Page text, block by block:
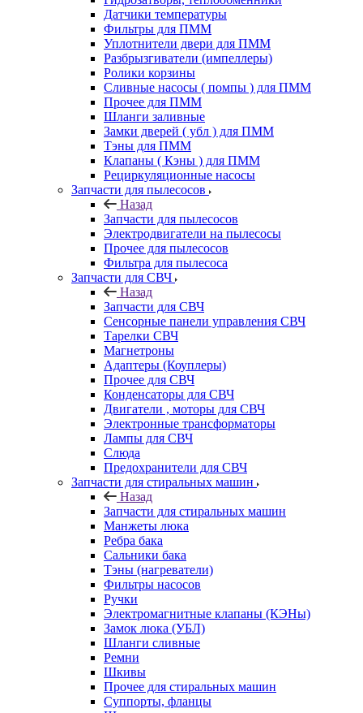
Датчики температуры
Фильтры для ПММ
Уплотнители двери для ПММ
Разбрызгиватели (импеллеры)
Ролики корзины
Сливные насосы ( помпы ) для ПММ
Прочее для ПММ
Шланги заливные
Замки дверей ( убл ) для ПММ
Тэны для ПММ
Клапаны ( Кэны ) для ПММ
Рециркуляционные насосы
Запчасти для пылесосов
Назад
Запчасти для пылесосов
Электродвигатели на пылесосы
Прочее для пылесосов
Фильтра для пылесоса
Запчасти для СВЧ
Назад
Запчасти для СВЧ
Сенсорные панели управления СВЧ
Тарелки СВЧ
Магнетроны
Адаптеры (Коуплеры)
Прочее для СВЧ
Конденсаторы для СВЧ
Двигатели , моторы для СВЧ
Электронные трансформаторы
Лампы для СВЧ
Слюда
Предохранители для СВЧ
Запчасти для стиральных машин
Назад
Запчасти для стиральных машин
Манжеты люка
Ребра бака
Сальники бака
Тэны (нагреватели)
Фильтры насосов
Ручки
Электромагнитные клапаны (КЭНы)
Замок люка (УБЛ)
Шланги сливные
Ремни
Шкивы
Прочее для стиральных машин
Суппорты, фланцы